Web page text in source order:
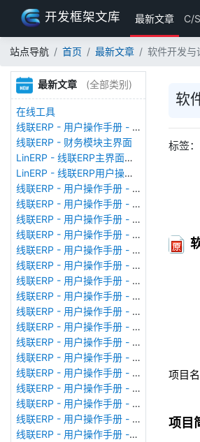
开发框架文库 最新文章 C/
站点导航 首页 最新文章 软件开发
最新文章 (全部类别)
在线工具
线联ERP - 用户操作手册 - 存货期初
线联ERP - 财务模块主界面
LinERP - 线联ERP主界面（HOME）
LinERP - 线联ERP用户操作手册 - 系统登陆
线联ERP - 用户操作手册 - 查看在线用户
线联ERP - 用户操作手册 - 数据备份
线联ERP - 用户操作手册 - 工厂管理
线联ERP - 用户操作手册 - 帐套管理
线联ERP - 用户操作手册 - 语种设置
线联ERP - 用户操作手册 - 国际化多语言
线联ERP - 用户操作手册 - 报表管理
线联ERP - 用户操作手册 - 字段名管理
线联ERP - 用户操作手册 - 模块管理
线联ERP - 用户操作手册 - 广播消息
线联ERP - 用户操作手册 - 审计日志
线联ERP - 用户操作手册 - 公司资料设置
线联ERP - 用户操作手册 - 系统参数设置
线联ERP - 用户操作手册 - 单据类型
线联ERP - 用户操作手册 - 号码规则
线联ERP - 用户操作手册 - 功能菜单
线联ERP - 用户操作手册 -分配临时角色
软
标签：
项目名
项目